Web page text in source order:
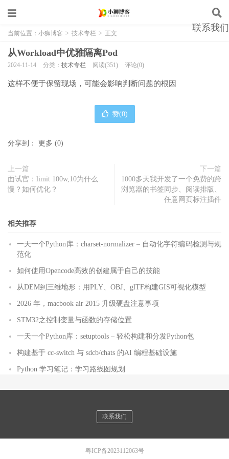
联系我们
当前位置： 小狮博客 > 技术专栏 > 正文
从Workload中优雅隔离Pod
2024-11-14 分类： 技术专栏 阅读(351) 评论(0)
这样不便于保留现场，可能会影响判断问题的根因
赞(0)
分享到： 更多 (0)
上一篇
面试官：limit 100w,10为什么
慢？如何优化？
下一篇
1000多天我开发了一个免费的跨
浏览器的书签同步、阅读排版、
任意网页标注插件
相关推荐
一天一个Python库：charset-normalizer – 自动化字符编码检测与规
范化
如何使用Opencode高效的创建属于自己的技能
从DEM到三维地形：用PLY、OBJ、glTF构建GIS可视化模型
2026 年，macbook air 2015 升级硬盘注意事项
STM32之控制变量与函数的存储位置
一天一个Python库：setuptools – 轻松构建和分发Python包
构建基于 cc-switch 与 sdcb/chats 的AI 编程基础设施
Python 学习笔记：学习路线图规划
联系我们
粤ICP备2023112063号